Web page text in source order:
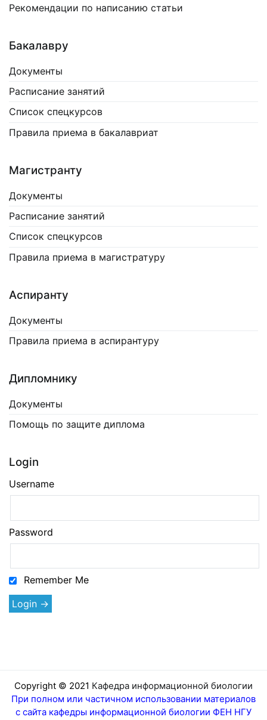
Рекомендации по написанию статьи
Бакалавру
Документы
Расписание занятий
Список спецкурсов
Правила приема в бакалавриат
Магистранту
Документы
Расписание занятий
Список спецкурсов
Правила приема в магистратуру
Аспиранту
Документы
Правила приема в аспирантуру
Дипломнику
Документы
Помощь по защите диплома
Login
Username
Password
Remember Me
Copyright © 2021 Кафедра информационной биологии
При полном или частичном использовании материалов
с сайта кафедры информационной биологии ФЕН НГУ